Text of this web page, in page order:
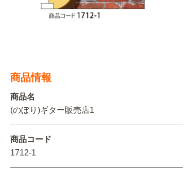
関連アイテムを見る
商品情報
商品名
(のぼり)ギター販売店1
商品コード
1712-1